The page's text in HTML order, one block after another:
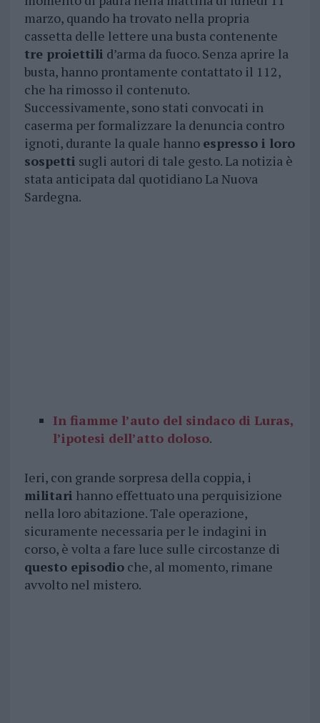
marzo, quando ha trovato nella propria
cassetta delle lettere una busta contenente
tre proiettili d’arma da fuoco. Senza aprire la
busta, hanno prontamente contattato il 112,
che ha rimosso il contenuto.
Successivamente, sono stati convocati in
caserma per formalizzare la denuncia contro
ignoti, durante la quale hanno espresso i loro
sospetti sugli autori di tale gesto. La notizia è
stata anticipata dal quotidiano La Nuova
Sardegna.
In fiamme l’auto del sindaco di Luras,
l’ipotesi dell’atto doloso.
Ieri, con grande sorpresa della coppia, i
militari hanno effettuato una perquisizione
nella loro abitazione. Tale operazione,
sicuramente necessaria per le indagini in
corso, è volta a fare luce sulle circostanze di
questo episodioche, al momento, rimane
avvolto nel mistero.